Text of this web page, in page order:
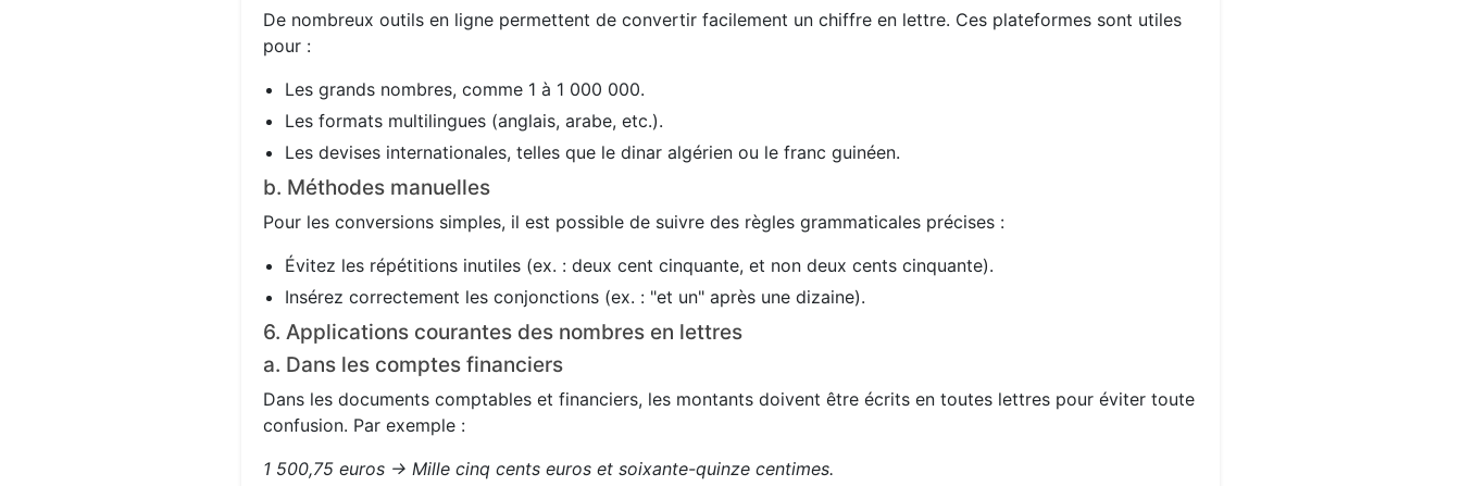
De nombreux outils en ligne permettent de convertir facilement un chiffre en lettre. Ces plateformes sont utiles
pour :
Les grands nombres, comme 1 à 1 000 000.
Les formats multilingues (anglais, arabe, etc.).
Les devises internationales, telles que le dinar algérien ou le franc guinéen.
b. Méthodes manuelles
Pour les conversions simples, il est possible de suivre des règles grammaticales précises :
Évitez les répétitions inutiles (ex. : deux cent cinquante, et non deux cents cinquante).
Insérez correctement les conjonctions (ex. : "et un" après une dizaine).
6. Applications courantes des nombres en lettres
a. Dans les comptes financiers
Dans les documents comptables et financiers, les montants doivent être écrits en toutes lettres pour éviter toute
confusion. Par exemple :
1 500,75 euros → Mille cinq cents euros et soixante-quinze centimes.